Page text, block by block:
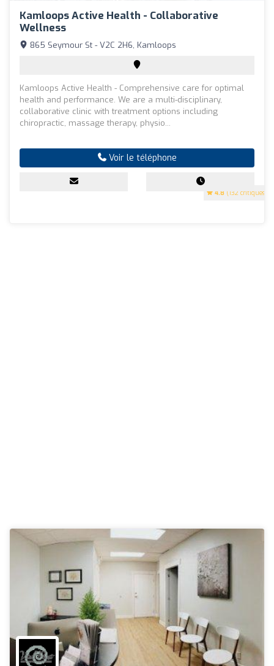
Kamloops Active Health - Collaborative
Wellness
4.8 (132 critiques)
865 Seymour St - V2C 2H6, Kamloops
Kamloops Active Health - Comprehensive care for optimal
health and performance. We are a multi-disciplinary,
collaborative clinic with treatment options including
chiropractic, massage therapy, physio...
Voir le téléphone